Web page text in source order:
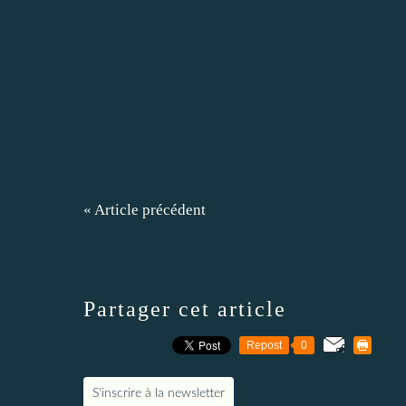
« Article précédent
Partager cet article
Repost 0
S'inscrire à la newsletter